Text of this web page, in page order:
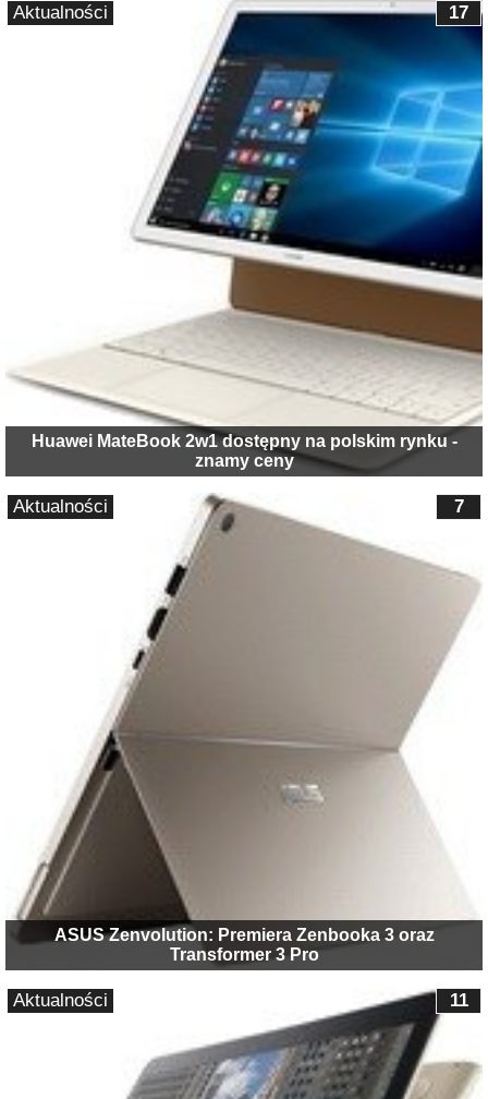
Huawei MateBook 2w1 dostępny na polskim rynku -
znamy ceny
17
Aktualności
ASUS Zenvolution: Premiera Zenbooka 3 oraz
Transformer 3 Pro
7
Aktualności
11
Aktualności